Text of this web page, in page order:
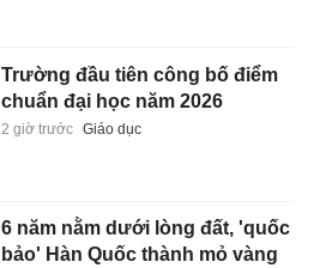
Trường đầu tiên công bố điểm
chuẩn đại học năm 2026
2 giờ trước Giáo dục
6 năm nằm dưới lòng đất, 'quốc
bảo' Hàn Quốc thành mỏ vàng